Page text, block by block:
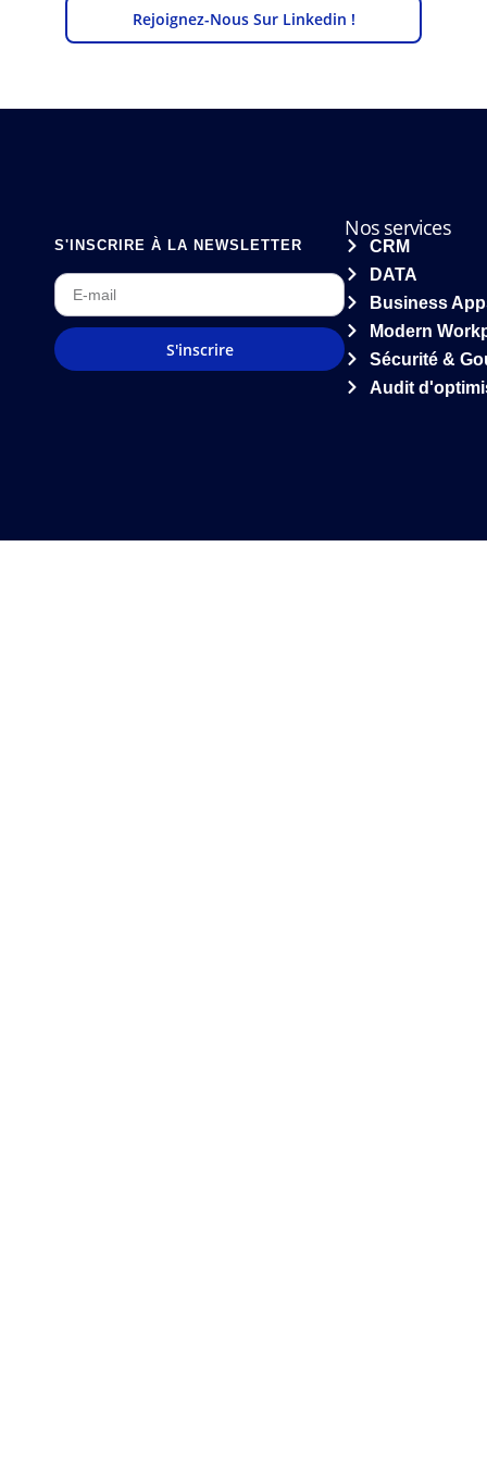
Rejoignez-Nous Sur Linkedin !
S'INSCRIRE À LA NEWSLETTER
S'inscrire
Nos services
CRM
DATA
Business
Modern
Sécurité &
Audit